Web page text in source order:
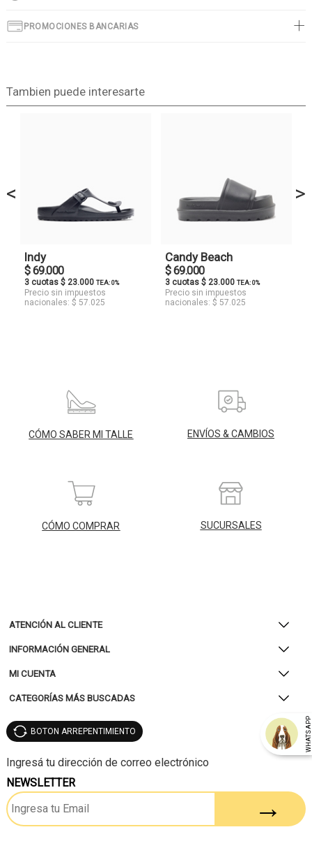
PROMOCIONES BANCARIAS
Tambien puede interesarte
<
Indy
$ 69.000
3 cuotas $ 23.000 TEA: 0%
Precio sin impuestos
nacionales: $ 57.025
Candy Beach
$ 69.000
3 cuotas $ 23.000 TEA: 0%
Precio sin impuestos
nacionales: $ 57.025
>
CÓMO SABER MI TALLE ENVÍOS & CAMBIOS
CÓMO COMPRAR SUCURSALES
ATENCIÓN AL CLIENTE
INFORMACIÓN GENERAL
MI CUENTA
CATEGORÍAS MÁS BUSCADAS
WHATSAPP
BOTON ARREPENTIMIENTO
NEWSLETTER